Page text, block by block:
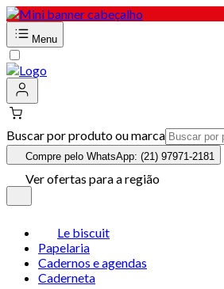
Menu
Buscar por produto ou marca
Compre pelo WhatsApp: (21) 97971-2181
Ver ofertas para a região
Le biscuit
Papelaria
Cadernos e agendas
Caderneta